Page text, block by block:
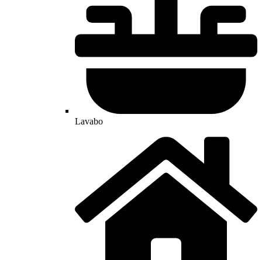
Lavabo